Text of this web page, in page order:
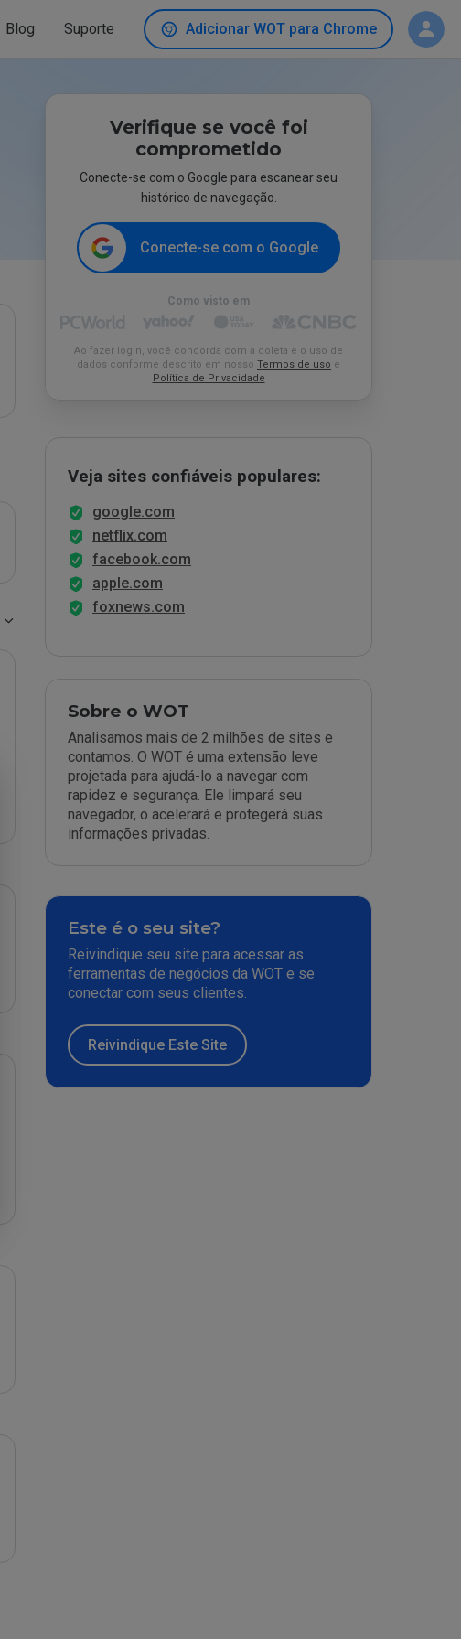
Blog Suporte Adicionar WOT para Chrome
Verifique se você foi
comprometido
Conecte-se com o Google para escanear seu
histórico de navegação.
Conecte-se com o Google
Como visto em
Ao fazer login, você concorda com a coleta e o uso de
dados conforme descrito em nosso Termos de uso e
Política de Privacidade
Veja sites confiáveis populares:
google.com
netflix.com
facebook.com
apple.com
foxnews.com
Sobre o WOT
Analisamos mais de 2 milhões de sites e
contamos. O WOT é uma extensão leve
projetada para ajudá-lo a navegar com
rapidez e segurança. Ele limpará seu
navegador, o acelerará e protegerá suas
informações privadas.
Este é o seu site?
Reivindique seu site para acessar as
ferramentas de negócios da WOT e se
conectar com seus clientes.
Reivindique Este Site